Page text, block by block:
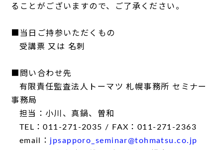
ることがございますので、ご了承ください。
■当日ご持参いただくもの
受講票 又は 名刺
■問い合わせ先
有限責任監査法人トーマツ 札幌事務所 セミナー
事務局
担当：小川、真鍋、曽和
TEL：011-271-2035 / FAX：011-271-2363
email： jpsapporo_seminar@tohmatsu.co.jp